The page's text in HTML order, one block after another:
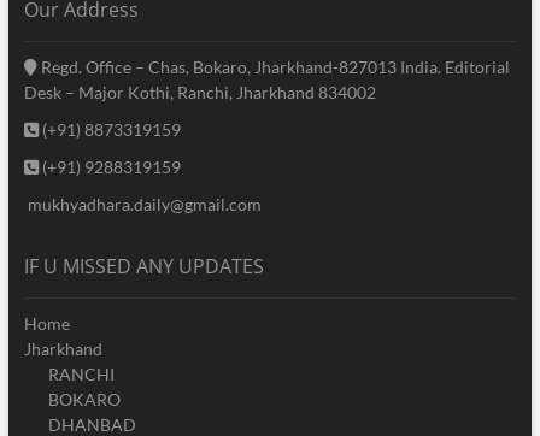
Our Address
Regd. Office – Chas, Bokaro, Jharkhand-827013 India. Editorial
Desk – Major Kothi, Ranchi, Jharkhand 834002
(+91) 8873319159
(+91) 9288319159
mukhyadhara.daily@gmail.com
IF U MISSED ANY UPDATES
Home
Jharkhand
RANCHI
BOKARO
DHANBAD